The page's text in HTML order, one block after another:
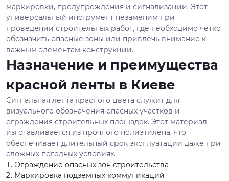
маркировки, предупреждения и сигнализации. Этот
универсальный инструмент незаменим при
проведении строительных работ, где необходимо четко
обозначить опасные зоны или привлечь внимание к
важным элементам конструкции.
Назначение и преимущества
красной ленты в Киеве
Сигнальная лента красного цвета служит для
визуального обозначения опасных участков и
ограждения строительных площадок. Этот материал
изготавливается из прочного полиэтилена, что
обеспечивает длительный срок эксплуатации даже при
сложных погодных условиях.
Ограждение опасных зон строительства
Маркировка подземных коммуникаций